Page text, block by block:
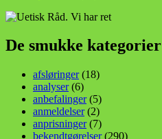
De smukke kategorier
afsløringer(18)
analyser(6)
anbefalinger(5)
anmeldelser(2)
anprisninger(7)
bekendtgørelser(290)